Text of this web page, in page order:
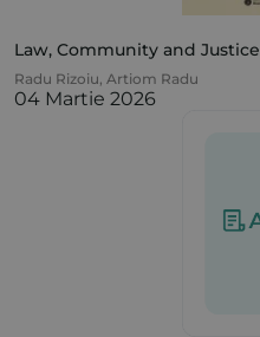
Law, Community and Justice
Radu Rizoiu, Artiom Radu
04 Martie 2026